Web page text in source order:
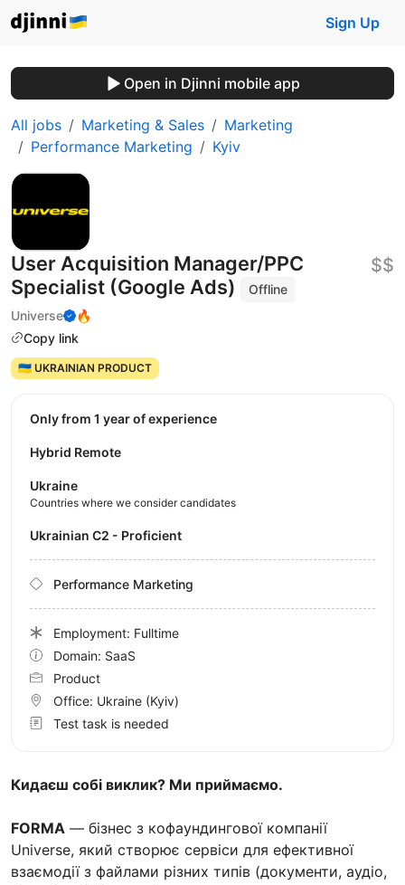
Sign Up
Open in Djinni mobile app
All jobs Marketing & Sales
Marketing
Performance Marketing
Kyiv
User Acquisition Manager/PPC
Specialist (Google Ads)
Offline
Universe
🔥
Copy link
$$
🇺🇦 UKRAINIAN PRODUCT
Кидаєш собі виклик? Ми приймаємо.
FORMA — бізнес з кофаундингової компанії
Universe, який створює сервіси для ефективної
взаємодії з файлами різних типів (документи, аудіо,
Only from 1 year of experience
Hybrid Remote
Ukraine
Countries where we consider candidates
Ukrainian C2 - Proficient
Performance Marketing
Employment: Fulltime
Domain: SaaS
Product
Office: Ukraine (Kyiv)
Test task is needed